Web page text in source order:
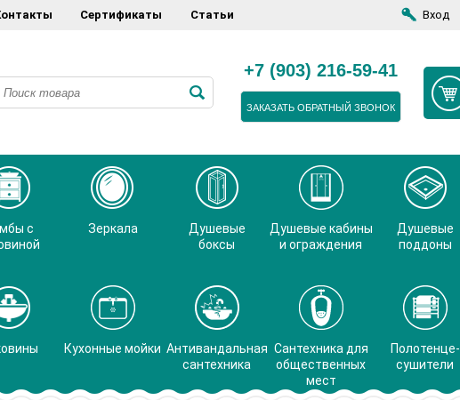
Сертификаты Статьи Вход
+7 (903) 216-59-41
ЗАКАЗАТЬ ОБРАТНЫЙ ЗВОНОК
с
Зеркала
Душевые
боксы
Душевые кабины
и ограждения
Душевые
поддоны
Кухонные мойки Антивандальная
сантехника
Сантехника для
общественных
мест
Полотенце-
сушители